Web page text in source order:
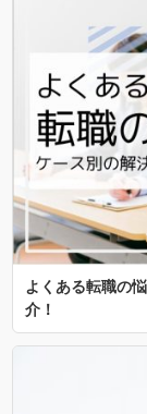
よくある転職の
介！